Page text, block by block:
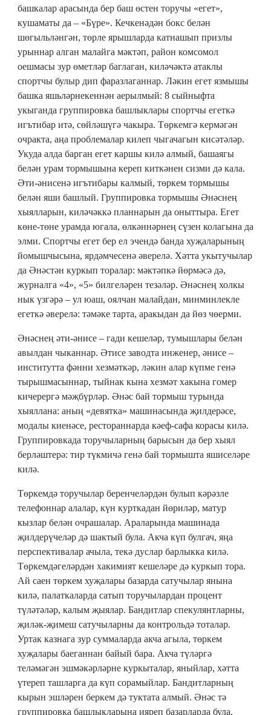
башкалар арасында бер баш өстен торучы «егет»,
кушаматы да – «Бүре». Кечкенәдән бокс белән
шөгыльләнгән, төрле ярышларда катнашып призлы
урыннар алган малайга мәктәп, район комсомол
оешмасы зур өметләр баглаган, киләчәктә атаклы
спортчы булыр дип фаразлаганнар. Ләкин егет язмышы
башка яшьләрнекеннән аерылмый: 8 сыйныфта
укыганда группировка башлыклары спортчы егеткә
игътибар итә, сөйләшүгә чакыра. Төркемгә кермәгән
очракта, аңа проблемалар килеп чыгачагын кисәтәләр.
Укуда алда барган егет каршы килә алмый, башаягы
белән урам тормышына кереп киткәнен сизми дә кала.
Әти-әнисенә игътибары калмый, төркем тормышы
белән яши башлый. Группировка тормышы Әнәснең
хыялларын, киләчәккә планнарын да оныттыра. Егет
көне-төне урамда югала, өлкәннәрнең сүзен колагына да
элми. Спортчы егет бер ел эчендә банда хуҗаларының
йомышчысына, ярдәмчесенә әверелә. Хәтта укытучылар
да Әнәстән куркып торалар: мәктәпкә йөрмәсә дә,
журналга «4», «5» билгеләрен тезәләр. Әнәснең холкы
нык үзгәрә – ул юаш, оялчан малайдан, минминлекле
егеткә әверелә: тәмәке тарта, аракыдан да йөз чөерми.
Әнәснең әти-әнисе – гади кешеләр, тумышлары белән
авылдан чыканнар. Әтисе заводта инженер, әнисе –
институтта фәнни хезмәткәр, ләкин алар күпме генә
тырышмасыннар, тыйнак кына хезмәт хакына гомер
кичерергә мәҗбүрләр. Әнәс бай тормыш турында
хыяллана: аның «девятка» машинасында җилдерәсе,
модалы киенәсе, рестораннарда кәеф-сафа корасы килә.
Группировкада торучыларның барысын да бер хыял
берләштерә: тир түкмичә генә бай тормышта яшиселәре
килә.
Төркемдә торучылар беренчеләрдән булып кәрәзле
телефоннар алалар, күн курткадан йөриләр, матур
кызлар белән очрашалар. Араларында машинада
җилдерүчеләр дә шактый була. Акча күп булгач, яңа
перспективалар ачыла, текә дуслар барлыкка килә.
Төркемдәгеләрдән хакимият кешеләре дә куркып тора.
Ай саен төркем хуҗалары базарда сатучылар янына
килә, палаткаларда сатып торучылардан процент
түләтәләр, калым җыялар. Бандитлар спекулянтларны,
җиләк-җимеш сатучыларны да контрольдә тоталар.
Уртак казнага зур суммаларда акча агыла, төркем
хуҗалары баеганнан байый бара. Акча түләргә
теләмәгән эшмәкәрләрне куркыталар, яныйлар, хәтта
үтереп ташларга да күп сорамыйлар. Бандитларның
кырын эшләрен беркем дә туктата алмый. Әнәс тә
группировка башлыкларына ияреп базарларда була,